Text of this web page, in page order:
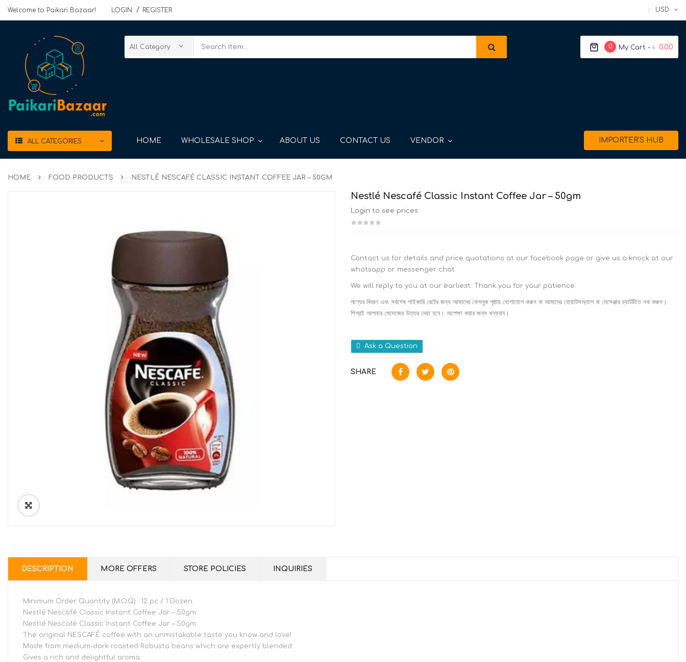
Welcome to Paikari Bazaar! LOGIN REGISTER USD
My Cart - ৳ 0.00
0
ALL CATEGORIES HOME WHOLESALE SHOP ABOUT US CONTACT US VENDOR IMPORTER’S HUB
HOME FOOD PRODUCTS NESTLÉ NESCAFÉ CLASSIC INSTANT COFFEE JAR – 50GM
Nestlé Nescafé Classic Instant Coffee Jar – 50gm
Login to see prices.
Contact us for details and price quotations at our facebook page or give us a knock at our
whatsapp or messenger chat.
We will reply to you at our earliest. Thank you for your patience.
পণ্যের বিবরণ এবং সর্বশেষ পাইকারি রেটের জন্য আমাদের ফেসবুক পৃষ্ঠায় যোগাযোগ করুন বা আমাদের হোয়াটসঅ্যাপ বা মেসেঞ্জার চ্যাটটিতে নক করুন।
শিগ্রই আপনার মেসেজের উত্তর দেয়া হবে। অপেক্ষা করার জন্য ধন্যবাদ।
Ask a Question
SHARE
DESCRIPTION MORE OFFERS STORE POLICIES INQUIRIES
Minimum Order Quantity (M.O.Q) : 12 pc / 1 Dozen.
Nestlé Nescafé Classic Instant Coffee Jar – 50gm
Nestlé Nescafé Classic Instant Coffee Jar – 50gm.
The original NESCAFÉ coffee with an unmistakable taste you know and love!
Made from medium-dark roasted Robusta beans which are expertly blended.
Gives a rich and delightful aroma.